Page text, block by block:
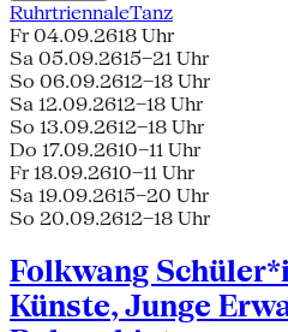
RuhrtriennaleTanz
Fr 04.09.2618 Uhr
Sa 05.09.2615–21 Uhr
So 06.09.2612–18 Uhr
Sa 12.09.2612–18 Uhr
So 13.09.2612–18 Uhr
Do 17.09.2610–11 Uhr
Fr 18.09.2610–11 Uhr
Sa 19.09.2615–20 Uhr
So 20.09.2612–18 Uhr
Folkwang
Künste, Junge